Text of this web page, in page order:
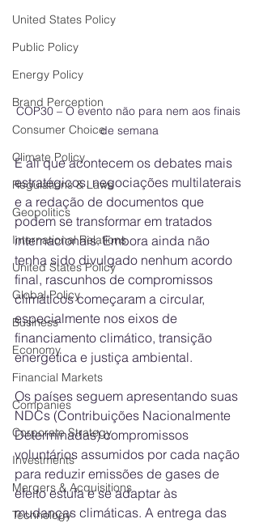
United States Policy
Public Policy
Energy Policy
Brand Perception
Consumer Choice
Climate Policy
Regulations & Laws
Geopolitics
International Relations
United States Policy
Global Policy
Business
Economy
Financial Markets
Companies
Corporate Strategy
Investments
Mergers & Acquisitions
Technology
COP30 – O evento não para nem aos finais
de semana
É ali que acontecem os debates mais
estratégicos, negociações multilaterais
e a redação de documentos que
podem se transformar em tratados
internacionais. Embora ainda não
tenha sido divulgado nenhum acordo
final, rascunhos de compromissos
climáticos começaram a circular,
especialmente nos eixos de
financiamento climático, transição
energética e justiça ambiental.
Os países seguem apresentando suas
NDCs (Contribuições Nacionalmente
Determinadas) compromissos
voluntários assumidos por cada nação
para reduzir emissões de gases de
efeito estufa e se adaptar às
mudanças climáticas. A entrega das